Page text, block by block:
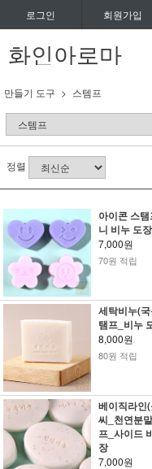
로그인 회원가입
화인아로마
만들기 도구 스템프
정렬
아이콘 스
니 비누 도장
7,000원
70원 적립
세탁비누(
탬프_비누
8,000원
80원 적립
베이직라인
씨_천연분
프_사이드
장
7,000원